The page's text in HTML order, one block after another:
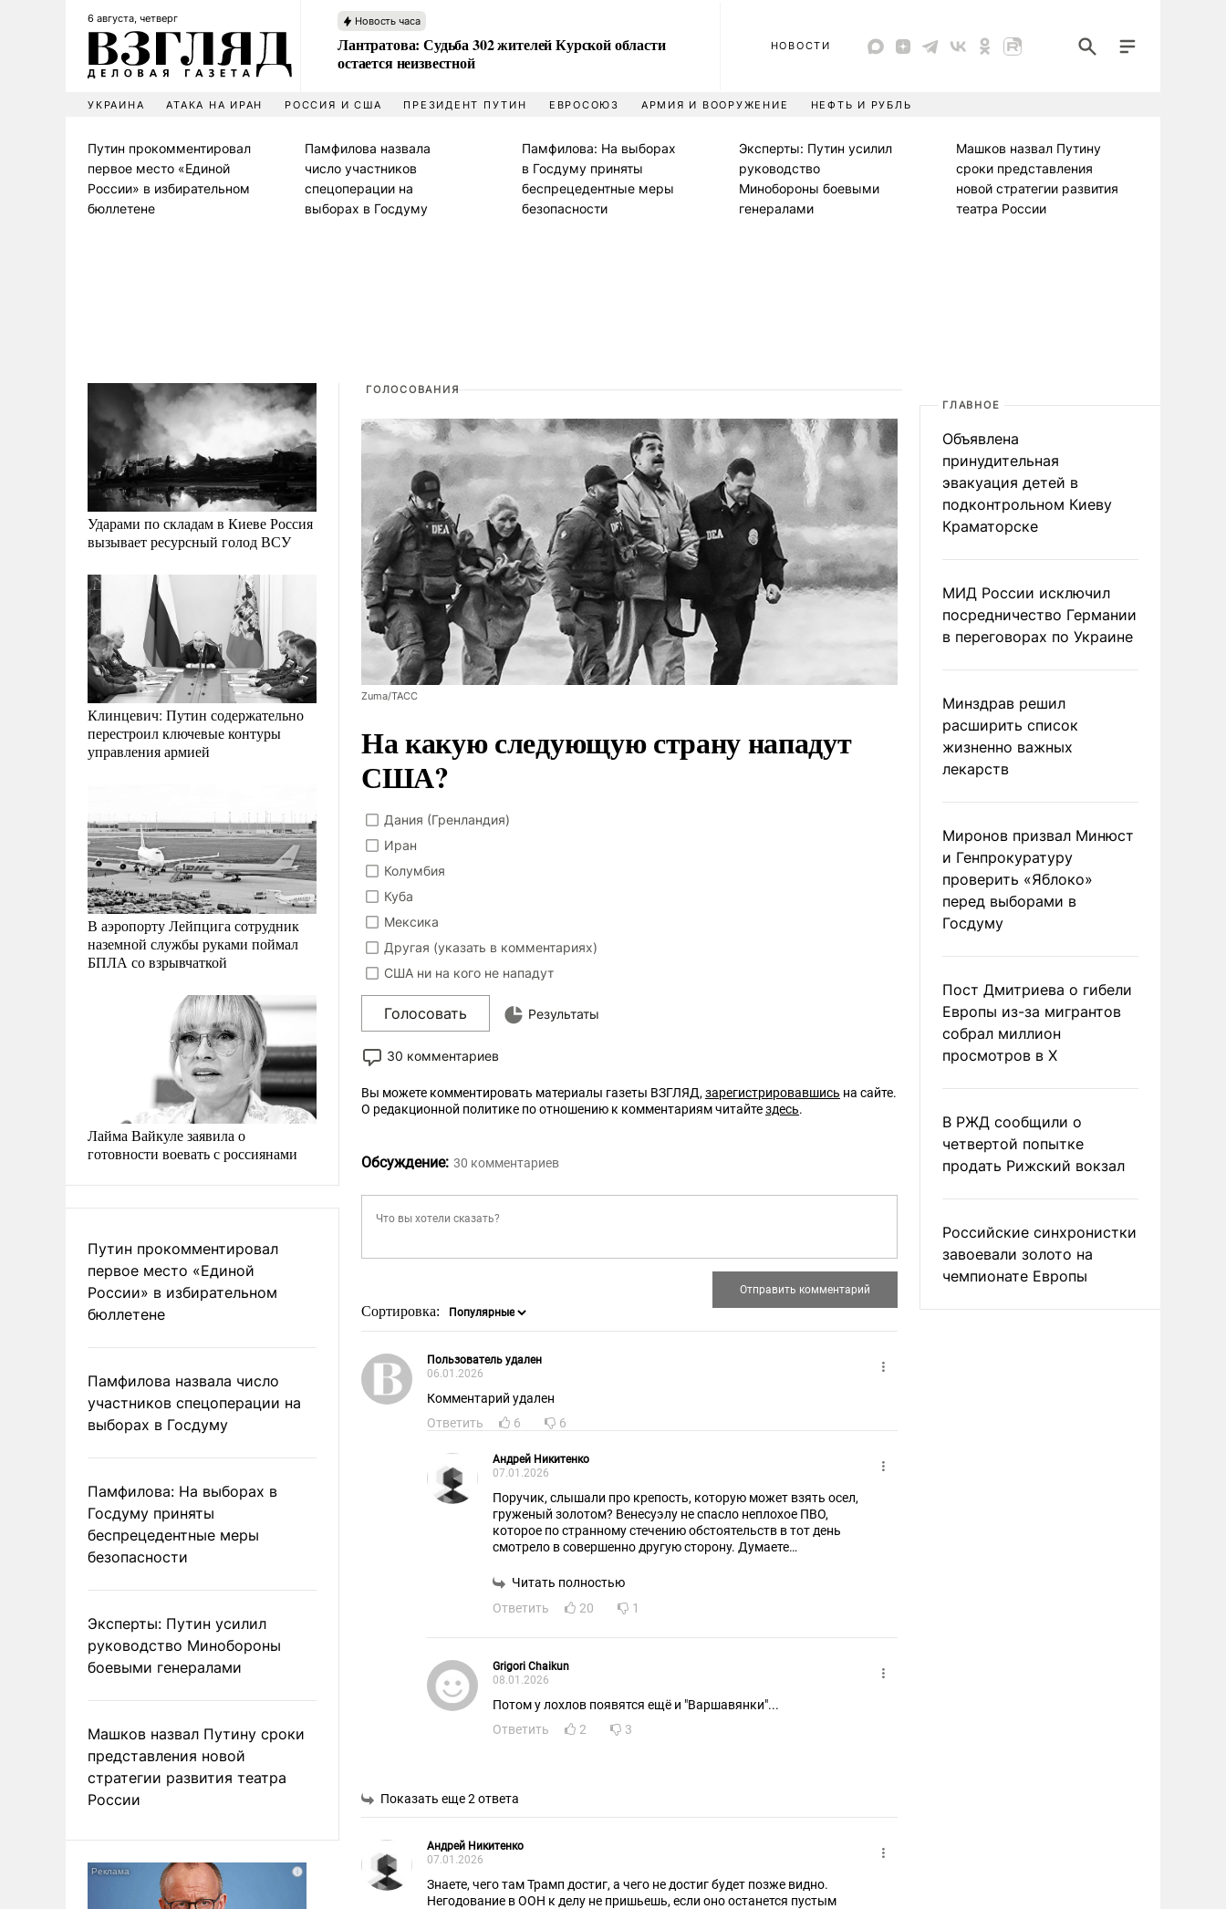
6 августа, четверг Новость часа
Лантратова: Судьба 302 жителей Курской области
остается неизвестной
НОВОСТИ
УКРАИНА АТАКА НА ИРАН РОССИЯ И США ПРЕЗИДЕНТ ПУТИН ЕВРОСОЮЗ АРМИЯ И ВООРУЖЕНИЕ НЕФТЬ И РУБЛЬ
Путин прокомментировал
первое место «Единой
России» в избирательном
бюллетене
Памфилова назвала
число участников
спецоперации на
выборах в Госдуму
Памфилова: На выборах
в Госдуму приняты
беспрецедентные меры
безопасности
Эксперты: Путин усилил
руководство
Минобороны боевыми
генералами
Машков назвал Путину
сроки представления
новой стратегии развития
театра России
Ударами по складам в Киеве Россия
вызывает ресурсный голод ВСУ
Клинцевич: Путин содержательно
перестроил ключевые контуры
управления армией
В аэропорту Лейпцига сотрудник
наземной службы руками поймал
БПЛА со взрывчаткой
Лайма Вайкуле заявила о
готовности воевать с россиянами
Путин прокомментировал
первое место «Единой
России» в избирательном
бюллетене
Памфилова назвала число
участников спецоперации на
выборах в Госдуму
Памфилова: На выборах в
Госдуму приняты
беспрецедентные меры
безопасности
Эксперты: Путин усилил
руководство Минобороны
боевыми генералами
Машков назвал Путину сроки
представления новой
стратегии развития театра
России
ГОЛОСОВАНИЯ
Zuma/ТАСС
На какую следующую страну нападут
США?
Дания (Гренландия)
Иран
Колумбия
Куба
Мексика
Другая (указать в комментариях)
США ни на кого не нападут
Голосовать Результаты
30 комментариев
Вы можете комментировать материалы газеты ВЗГЛЯД, зарегистрировавшись на сайте.
О редакционной политике по отношению к комментариям читайтездесь.
Обсуждение: 30 комментариев
Сортировка:
Пользователь удален
06.01.2026
Комментарий удален
Ответить
6 6
Андрей Никитенко
07.01.2026
Поручик, слышали про крепость, которую может взять осел,
груженый золотом? Венесуэлу не спасло неплохое ПВО,
которое по странному стечению обстоятельств в тот день
смотрело в совершенно другую сторону. Думаете
Читать полностью
Ответить
20 1
Grigori Chaikun
08.01.2026
Потом у лохлов появятся ещё и "Варшавянки"...
Ответить
2 3
Показать еще 2 ответа
Андрей Никитенко
07.01.2026
Знаете, чего там Трамп достиг, а чего не достиг будет позже видно.
Негодование в ООН к делу не пришьешь, если оно останется пустым
ГЛАВНОЕ
Объявлена
принудительная
эвакуация детей в
подконтрольном Киеву
Краматорске
МИД России исключил
посредничество Германии
в переговорах по Украине
Минздрав решил
расширить список
жизненно важных
лекарств
Миронов призвал Минюст
и Генпрокуратуру
проверить «Яблоко»
перед выборами в
Госдуму
Пост Дмитриева о гибели
Европы из-за мигрантов
собрал миллион
просмотров в X
В РЖД сообщили о
четвертой попытке
продать Рижский вокзал
Российские синхронистки
завоевали золото на
чемпионате Европы